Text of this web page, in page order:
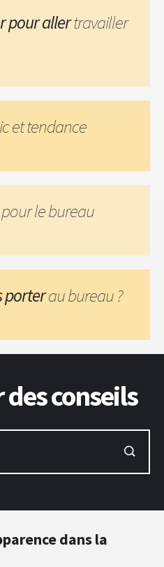
dans la
pour allertravailler
et tendance
pour le bureau
porterau bureau ?
conseils